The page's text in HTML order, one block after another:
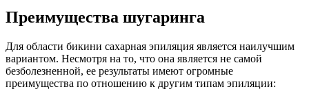
Преимущества шугаринга
Для области бикини сахарная эпиляция является наилучшим
вариантом. Несмотря на то, что она является не самой
безболезненной, ее результаты имеют огромные
преимущества по отношению к другим типам эпиляции: